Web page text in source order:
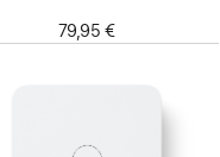
79,95 €